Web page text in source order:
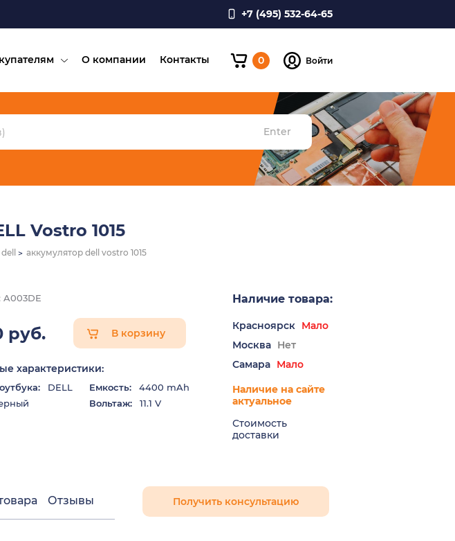
+7 (495) 532-64-65
О компании Контакты 0 Войти
Enter
Vostro 1015
dell аккумулятор dell vostro 1015
A003DE
руб. В корзину
характеристики:
DELL Емкость:
4400 mAh
Вольтаж: 11.1 V
Наличие товара:
Красноярск Мало
Москва Нет
Самара Мало
Наличие на сайте
актуальное
Стоимость
доставки
Отзывы Получить консультацию